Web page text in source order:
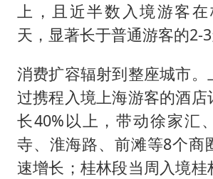
上，且近半数入境游客
天，显著长于普通游客的2-3
消费扩容辐射到整座城市。
过携程入境上海游客的酒店
长40%以上，带动徐家汇
寺、淮海路、前滩等8个商
速增长；桂林段当周入境桂